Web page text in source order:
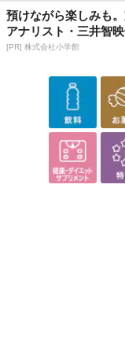
預けながら楽しみも
アナリスト・三井智
[PR] 株式会社小学館